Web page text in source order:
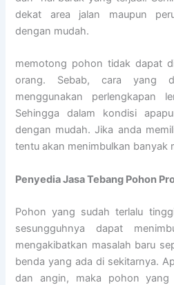
dekat area jalan maupun
dengan mudah.
memotong pohon tidak dapat
orang. Sebab, cara yang
menggunakan perlengkapan
Sehingga dalam kondisi
dengan mudah. Jika anda
tentu akan menimbulkan banyak
PenyediaJasa Tebang Pohon
Pohon yang sudah terlalu
sesungguhnya dapat
mengakibatkan masalah baru
benda yang ada di sekitarnya.
dan angin, maka pohon yang